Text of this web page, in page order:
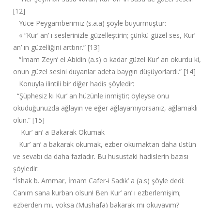
[12]
Yüce Peygamberimiz (s.a.a) şöyle buyurmuştur:
« “Kur’ an’ ı seslerinizle güzelleştirin; çünkü güzel ses, Kur’
an’ ın güzelliğini arttırır.” [13]
“İmam Zeyn’ el Abidin (a.s) o kadar güzel Kur’ an okurdu ki,
onun güzel sesini duyanlar adeta baygın düşüyorlardı.” [14]
Konuyla ilintili bir diğer hadis şöyledir:
“Şüphesiz ki Kur’ an hüzünle inmiştir; öyleyse onu
okuduğunuzda ağlayın ve eğer ağlayamıyorsanız, ağlamaklı
olun.” [15]
Kur’ an’ a Bakarak Okumak
Kur’ an’ a bakarak okumak, ezber okumaktan daha üstün
ve sevabı da daha fazladır. Bu husustaki hadislerin bazısı
şöyledir:
“İshak b. Ammar, İmam Cafer-i Sadık’ a (a.s) şöyle dedi:
Canım sana kurban olsun! Ben Kur’ an’ ı ezberlemişim;
ezberden mi, yoksa (Mushafa) bakarak mı okuyayım?